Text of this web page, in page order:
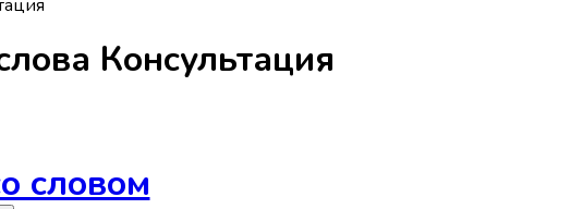
Консультация
словом